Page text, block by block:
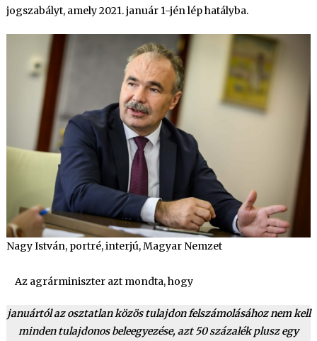
jogszabályt, amely 2021. január 1-jén lép hatályba.
Nagy István, portré, interjú, Magyar Nemzet
Az agrárminiszter azt mondta, hogy
januártól az osztatlan közös tulajdon felszámolásához nem kell
minden tulajdonos beleegyezése, azt 50 százalék plusz egy